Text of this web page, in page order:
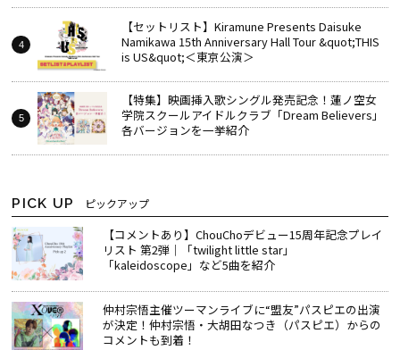
【セットリスト】Kiramune Presents Daisuke
Namikawa 15th Anniversary Hall Tour &quot;THIS
is US&quot;＜東京公演＞
【特集】映画挿入歌シングル発売記念！蓮ノ空女
学院スクールアイドルクラブ「Dream Believers」
各バージョンを一挙紹介
PICK UP ピックアップ
【コメントあり】ChouChoデビュー15周年記念プレイ
リスト 第2弾｜「twilight little star」
「kaleidoscope」など5曲を紹介
仲村宗悟主催ツーマンライブに“盟友”パスピエの出演
が決定！仲村宗悟・大胡田なつき（パスピエ）からの
コメントも到着！